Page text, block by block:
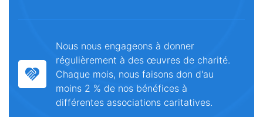
Nous nous engageons à donner
régulièrement à des œuvres de charité.
Chaque mois, nous faisons don d'au
moins 2 % de nos bénéfices à
différentes associations caritatives.